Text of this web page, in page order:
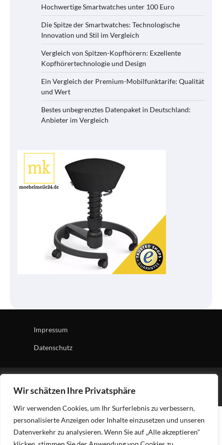
Wir schätzen Ihre Privatsphäre
Wir verwenden Cookies, um Ihr Surferlebnis zu verbessern,
personalisierte Anzeigen oder Inhalte einzusetzen und unseren
Datenverkehr zu analysieren. Wenn Sie auf „Alle akzeptieren"
Hochwertige Smartwatches unter 100 Euro
Die Spitze der Smartwatches: Technologische
Innovation und Stil im Vergleich
Vergleich von Spitzen-Kopfhörern: Exzellente
Kopfhörertechnologie und Design
Ein Vergleich der Premium-Mobilfunktarife: Qualität
und Wert
Bestes unbegrenztes Datenpaket in Deutschland:
Anbieter im Vergleich
Impressum
Datenschutz
| Powered byWordPress.